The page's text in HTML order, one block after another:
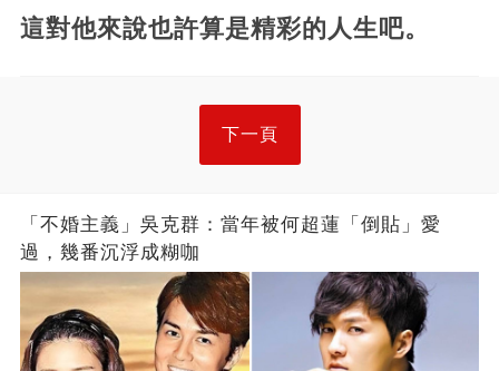
這對他來說也許算是精彩的人生吧。
下一頁
「不婚主義」吳克群：當年被何超蓮「倒貼」愛
過，幾番沉浮成糊咖